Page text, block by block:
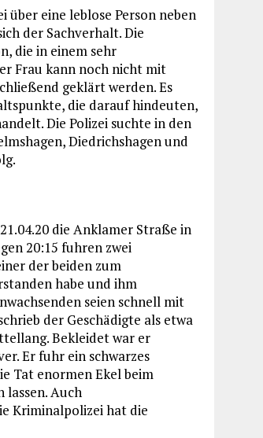
über eine leblose Person neben
der Sachverhalt. Die
die in einem sehr
Frau kann noch nicht mit
geklärt werden. Es
die darauf hindeuten,
Die Polizei suchte in den
Diedrichshagen und
die Anklamer Straße in
20:15 fuhren zwei
der beiden zum
habe und ihm
seien schnell mit
der Geschädigte als etwa
Bekleidet war er
Er fuhr ein schwarzes
Tat enormen Ekel beim
lassen. Auch
Kriminalpolizei hat die